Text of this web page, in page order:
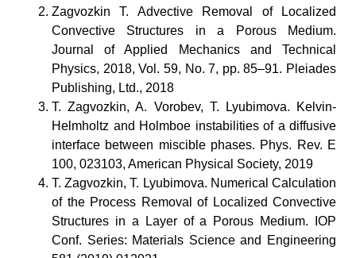
Zagvozkin T. Advective Removal of Localized
Convective Structures in a Porous Medium.
Journal of Applied Mechanics and Technical
Physics, 2018, Vol. 59, No. 7, pp. 85–91. Pleiades
Publishing, Ltd., 2018
T. Zagvozkin, A. Vorobev, T. Lyubimova. Kelvin-
Helmholtz and Holmboe instabilities of a diffusive
interface between miscible phases. Phys. Rev. E
100, 023103, American Physical Society, 2019
T. Zagvozkin, T. Lyubimova. Numerical Calculation
of the Process Removal of Localized Convective
Structures in a Layer of a Porous Medium. IOP
Conf. Series: Materials Science and Engineering